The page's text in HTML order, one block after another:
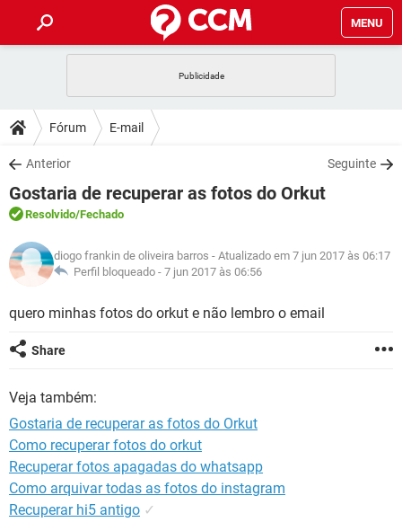
MENU
CELULAR
OUTLOOK
INSTAGRAM GMAIL
GUIA DE COMPRAS
DICAS
JOGOS
OUTLOOK
INSTAGRAM
GUIA DE COMPRAS
DOWNLOADS
JOGOS WHATSAPP
CELULAR
OUTLOOK EXCEL
INSTAGRAM
GUIA DE COMPRAS
FÓRUM
JOGOS
CELULAR FACEBOOK
GLOSSÁRIO
JOGOS
CELULAR FACEBOOK
OUTLOOK
GUIA DE COMPRAS
Fórum E-mail
Anterior Seguinte
Gostaria de recuperar as fotos do Orkut
Resolvido/Fechado
diogo frankin de oliveira barros - Atualizado em 7 jun 2017 às 06:17
Perfil bloqueado - 7 jun 2017 às 06:56
quero minhas fotos do orkut e não lembro o email
Share
Veja também:
Gostaria de recuperar as fotos do Orkut
Como recuperar fotos do orkut
Recuperar fotos apagadas do whatsapp
Como arquivar todas as fotos do instagram
Recuperar hi5 antigo ✓